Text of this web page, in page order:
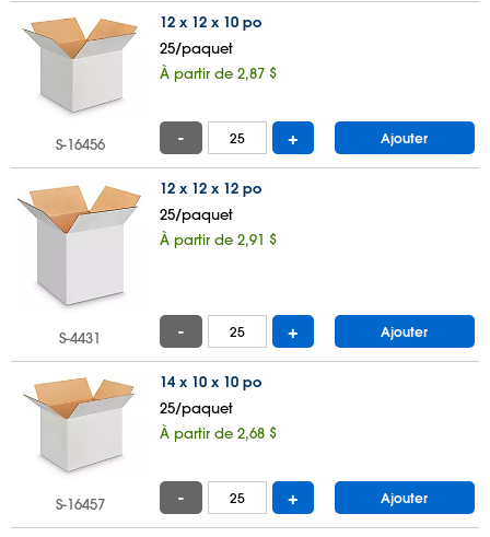
12 x 12 x 10 po
25/paquet
À partir de 2,87 $
S-16456 - + Ajouter
12 x 12 x 12 po
25/paquet
À partir de 2,91 $
S-4431 - + Ajouter
14 x 10 x 10 po
25/paquet
À partir de 2,68 $
S-16457 - + Ajouter